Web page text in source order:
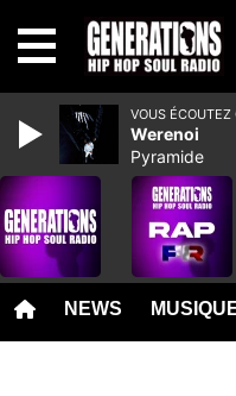
NEWS
VOUS ÉCOUTEZ
Werenoi
Pyramide